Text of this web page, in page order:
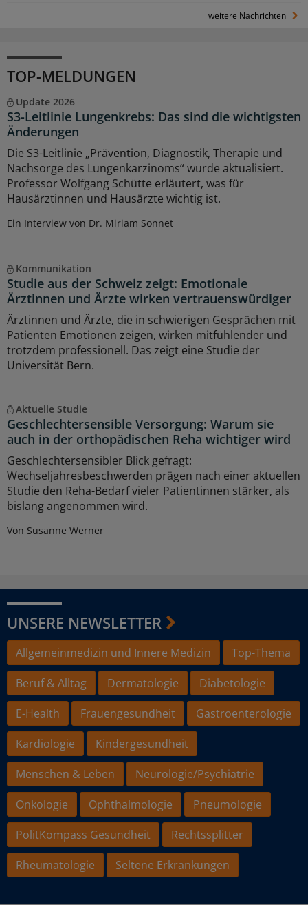
weitere Nachrichten
TOP-MELDUNGEN
Update 2026
S3-Leitlinie Lungenkrebs: Das sind die wichtigsten
Änderungen
Die S3-Leitlinie „Prävention, Diagnostik, Therapie und
Nachsorge des Lungenkarzinoms“ wurde aktualisiert.
Professor Wolfgang Schütte erläutert, was für
Hausärztinnen und Hausärzte wichtig ist.
Ein Interview von Dr. Miriam Sonnet
Kommunikation
Studie aus der Schweiz zeigt: Emotionale
Ärztinnen und Ärzte wirken vertrauenswürdiger
Ärztinnen und Ärzte, die in schwierigen Gesprächen mit
Patienten Emotionen zeigen, wirken mitfühlender und
trotzdem professionell. Das zeigt eine Studie der
Universität Bern.
Aktuelle Studie
Geschlechtersensible Versorgung: Warum sie
auch in der orthopädischen Reha wichtiger wird
Geschlechtersensibler Blick gefragt:
Wechseljahresbeschwerden prägen nach einer aktuellen
Studie den Reha-Bedarf vieler Patientinnen stärker, als
bislang angenommen wird.
Von Susanne Werner
UNSERE NEWSLETTER
Allgemeinmedizin und Innere Medizin
Top-Thema
Beruf & Alltag
Dermatologie
Diabetologie
E-Health
Frauengesundheit
Gastroenterologie
Kardiologie
Kindergesundheit
Menschen & Leben
Neurologie/Psychiatrie
Onkologie
Ophthalmologie
Pneumologie
PolitKompass Gesundheit
Rechtssplitter
Rheumatologie
Seltene Erkrankungen